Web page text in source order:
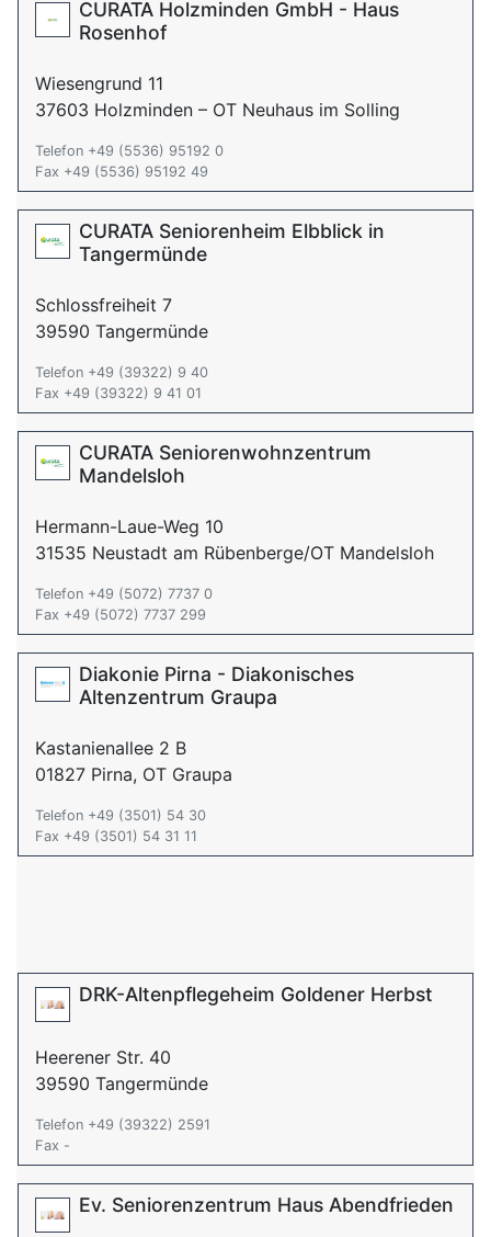
CURATA Holzminden GmbH - Haus
Rosenhof
Wiesengrund 11
37603 Holzminden – OT Neuhaus im Solling
Telefon +49 (5536) 95192 0
Fax +49 (5536) 95192 49
CURATA Seniorenheim Elbblick in
Tangermünde
Schlossfreiheit 7
39590 Tangermünde
Telefon +49 (39322) 9 40
Fax +49 (39322) 9 41 01
CURATA Seniorenwohnzentrum
Mandelsloh
Hermann-Laue-Weg 10
31535 Neustadt am Rübenberge/OT Mandelsloh
Telefon +49 (5072) 7737 0
Fax +49 (5072) 7737 299
Diakonie Pirna - Diakonisches
Altenzentrum Graupa
Kastanienallee 2 B
01827 Pirna, OT Graupa
Telefon +49 (3501) 54 30
Fax +49 (3501) 54 31 11
DRK-Altenpflegeheim Goldener Herbst
Heerener Str. 40
39590 Tangermünde
Telefon +49 (39322) 2591
Fax -
Ev. Seniorenzentrum Haus Abendfrieden